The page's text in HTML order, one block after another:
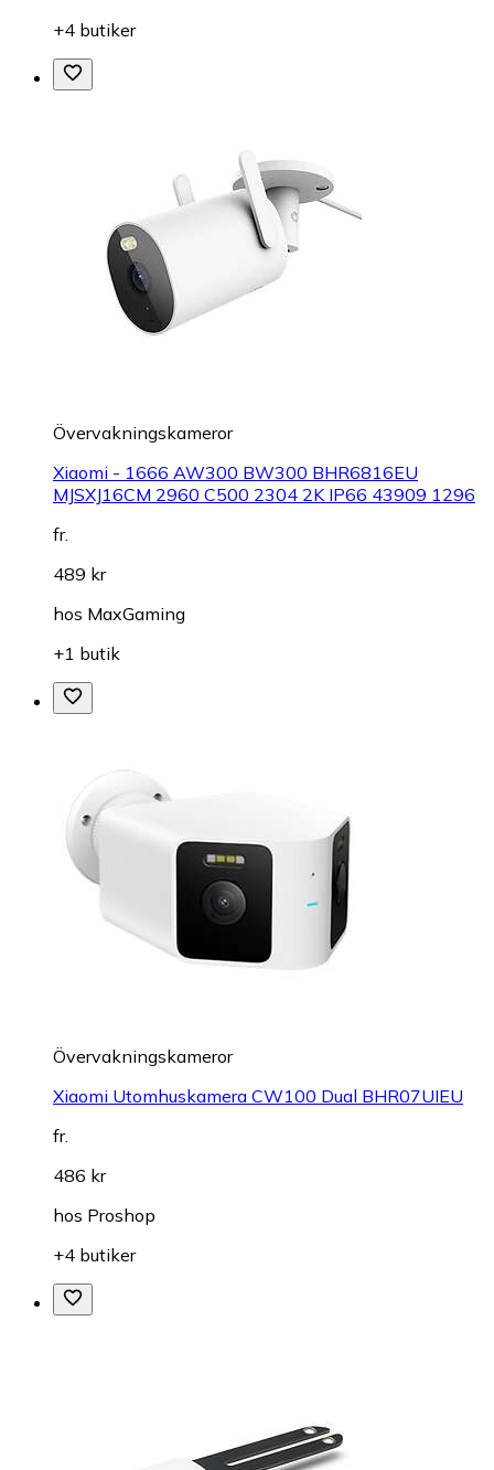
+4 butiker
Övervakningskameror
Xiaomi - 1666 AW300 BW300 BHR6816EU
MJSXJ16CM 2960 C500 2304 2K IP66 43909 1296
fr.
489 kr
hos MaxGaming
+1 butik
Övervakningskameror
Xiaomi Utomhuskamera CW100 Dual BHR07UIEU
fr.
486 kr
hos Proshop
+4 butiker